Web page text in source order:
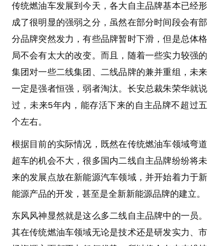
传统燃油车发展到今天，各大自主品牌基本已经形
成了很明显的强弱之分，虽然在部分时间段会有部
分品牌突然发力，有些品牌暂时下滑，但是总体格
局不会有太大的改变。而且，随着一些实力较强的
集团对一些二线集团、二线品牌的兼并重组，未来
一定是强者恒强，弱者淘汰。长安总裁朱荣华就说
过，未来5年内，能存活下来的自主品牌不超过五
个左右。
根据目前的实际情况，既然在传统燃油车领域弯道
超车的机会不大，很多国内二线自主品牌纷纷将未
来的发展点放在新能源汽车领域，并开始着力于新
能源产品的开发，甚至是全新新能源品牌的建立。
东风风神显然就是这么多二线自主品牌中的一员。
其在传统燃油车领域无论是技术还是研发实力、市